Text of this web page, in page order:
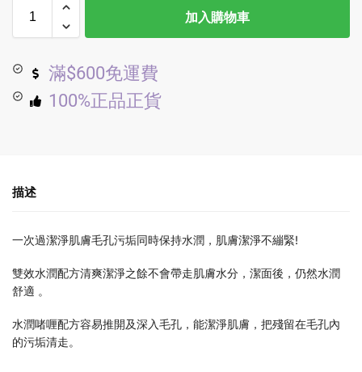
加入購物車
滿$600免運費
100%正品正貨
描述
一次過潔淨肌膚毛孔污垢同時保持水潤，肌膚潔淨不繃緊!
雙效水潤配方清爽潔淨之餘不會帶走肌膚水分，潔面後，仍然水潤
舒適 。
水潤啫喱配方容易推開及深入毛孔，能潔淨肌膚，把殘留在毛孔內
的污垢清走。